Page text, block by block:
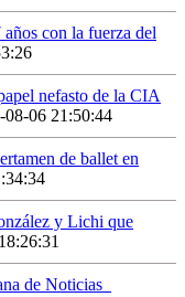
con la fuerza del
nefasto de la CIA
08-06 21:50:44
de ballet en
y Lichi que
de Noticias